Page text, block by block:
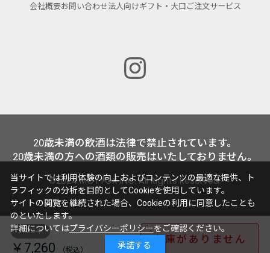
2022年
￥7,260 在庫がありません
会社概要お問い合わせ法人向けギフト・大口ご注文サービス
20歳未満の飲酒は法律で禁止されています。
20歳未満の方への酒類の販売はいたしておりません。
©2024 MOTTOX INC. All Rights Reserved.
当サイトでは利用体験の向上およびコンテンツの最適な提供、ト
ラフィックの分析を目的としてCookieを使用しています。
サイトの閲覧を継続された場合、Cookieの利用に同意したことも
のといたします。
詳細についてはプライバシーポリシーをご確認ください。
承諾する